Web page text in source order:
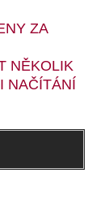
ZA
NĚKOLIK
NAČÍTÁNÍ